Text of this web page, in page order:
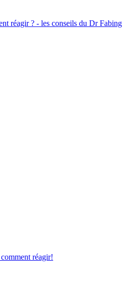
réagir ? - les conseils du Dr Fabing
réagir!